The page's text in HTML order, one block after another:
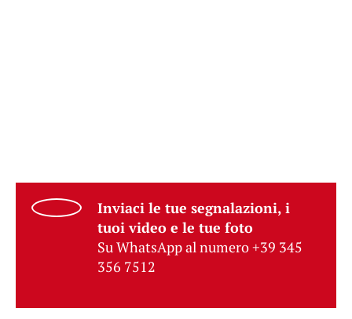
Inviaci le tue segnalazioni, i
tuoi video e le tue foto
Su WhatsApp al numero +39 345
356 7512